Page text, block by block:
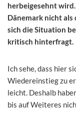
herbeigesehnt
Dänemark nicht als
sich die Situation
kritisch hinterfragt.
Ich sehe, dass hier
Wiedereinstieg zu
leicht. Deshalb
bis auf Weiteres